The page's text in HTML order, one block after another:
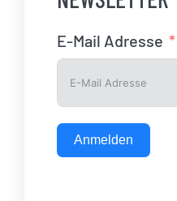
E-Mail Adresse
Anmelden